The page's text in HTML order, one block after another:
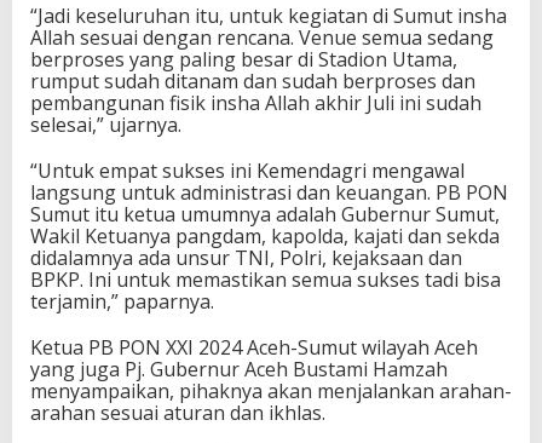
“Jadi keseluruhan itu, untuk kegiatan di Sumut insha
Allah sesuai dengan rencana. Venue semua sedang
berproses yang paling besar di Stadion Utama,
rumput sudah ditanam dan sudah berproses dan
pembangunan fisik insha Allah akhir Juli ini sudah
selesai,” ujarnya.
“Untuk empat sukses ini Kemendagri mengawal
langsung untuk administrasi dan keuangan. PB PON
Sumut itu ketua umumnya adalah Gubernur Sumut,
Wakil Ketuanya pangdam, kapolda, kajati dan sekda
didalamnya ada unsur TNI, Polri, kejaksaan dan
BPKP. Ini untuk memastikan semua sukses tadi bisa
terjamin,” paparnya.
Ketua PB PON XXI 2024 Aceh-Sumut wilayah Aceh
yang juga Pj. Gubernur Aceh Bustami Hamzah
menyampaikan, pihaknya akan menjalankan arahan-
arahan sesuai aturan dan ikhlas.